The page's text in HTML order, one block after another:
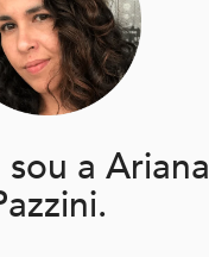
a Ariana